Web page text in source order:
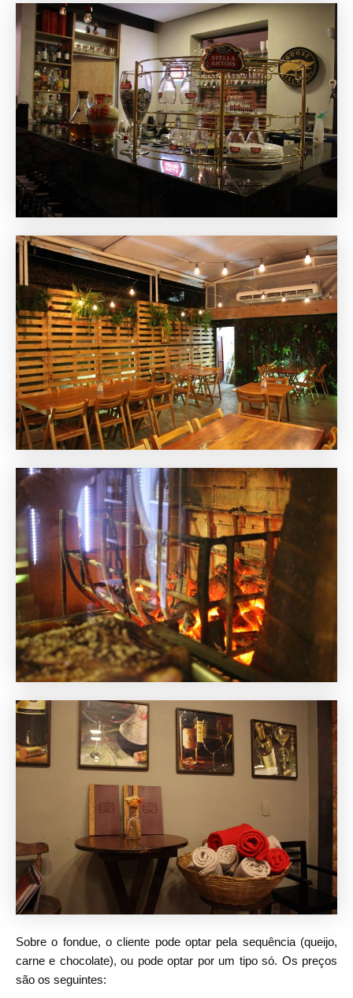
Sobre o fondue, o cliente pode optar pela sequência (queijo,
carne e chocolate), ou pode optar por um tipo só. Os preços
são os seguintes: